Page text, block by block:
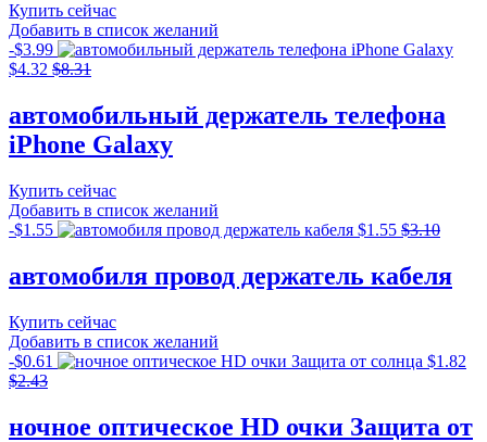
Купить сейчас
Добавить в список желаний
-$3.99
$4.32 $8.31
автомобильный держатель телефона
iPhone Galaxy
Купить сейчас
Добавить в список желаний
-$1.55 $1.55 $3.10
автомобиля провод держатель кабеля
Купить сейчас
Добавить в список желаний
-$0.61 $1.82
$2.43
ночное оптическое HD очки Защита от